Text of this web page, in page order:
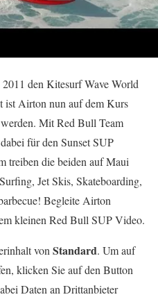
den Kitesurf Wave World
ist Airton nun auf dem Kurs
Mit Red Bull Team
für den Sunset SUP
treiben die beiden auf Maui
Jet Skis, Skateboarding,
Begleite Airton
kleinen Red Bull SUP Video.
von Standard. Um auf
klicken Sie auf den Button
Daten an Drittanbieter